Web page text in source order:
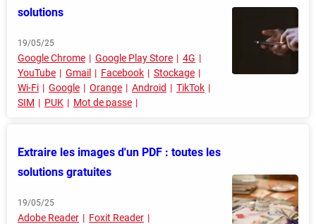
solutions
19/05/25
Google Chrome Google Play Store
4G
YouTube
Gmail Facebook
Stockage
Wi-Fi
Google Orange Android
TikTok
SIM
PUK Mot de passe
Extraire les images d'un PDF : toutes les
solutions gratuites
19/05/25
Adobe Reader
Foxit Reader